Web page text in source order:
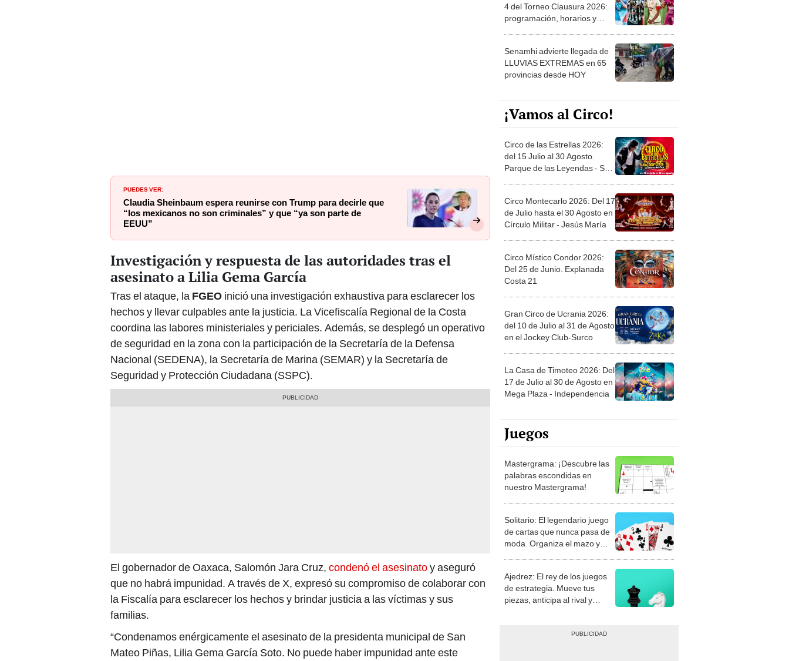
PUEDES VER:
Claudia Sheinbaum espera reunirse con Trump para decirle que
“los mexicanos no son criminales” y que “ya son parte de
EEUU”
Investigación y respuesta de las autoridades tras el
asesinato a Lilia Gema García
Tras el ataque, la FGEO inició una investigación exhaustiva para esclarecer los
hechos y llevar culpables ante la justicia. La Vicefiscalía Regional de la Costa
coordina las labores ministeriales y periciales. Además, se desplegó un operativo
de seguridad en la zona con la participación de la Secretaría de la Defensa
Nacional (SEDENA), la Secretaría de Marina (SEMAR) y la Secretaría de
Seguridad y Protección Ciudadana (SSPC).
El gobernador de Oaxaca, Salomón Jara Cruz, condenó el asesinatoy aseguró
que no habrá impunidad. A través de X, expresó su compromiso de colaborar con
la Fiscalía para esclarecer los hechos y brindar justicia a las víctimas y sus
familias.
“Condenamos enérgicamente el asesinato de la presidenta municipal de San
Mateo Piñas, Lilia Gema García Soto. No puede haber impunidad ante este
4 del Torneo Clausura 2026:
programación, horarios y
Senamhi advierte llegada de
LLUVIAS EXTREMAS en 65
provincias desde HOY
¡Vamos al Circo!
Circo de las Estrellas 2026:
del 15 Julio al 30 Agosto.
Parque de las Leyendas - San
Circo Montecarlo 2026: Del 17
de Julio hasta el 30 Agosto en
Círculo Militar - Jesús María
Circo Místico Condor 2026:
Del 25 de Junio. Explanada
Costa 21
Gran Circo de Ucrania 2026:
del 10 de Julio al 31 de Agosto
en el Jockey Club-Surco
La Casa de Timoteo 2026: Del
17 de Julio al 30 de Agosto en
Mega Plaza - Independencia
Juegos
Mastergrama: ¡Descubre las
palabras escondidas en
nuestro Mastergrama!
Solitario: El legendario juego
de cartas que nunca pasa de
moda. Organiza el mazo y
Ajedrez: El rey de los juegos
de estrategia. Mueve tus
piezas, anticipa al rival y